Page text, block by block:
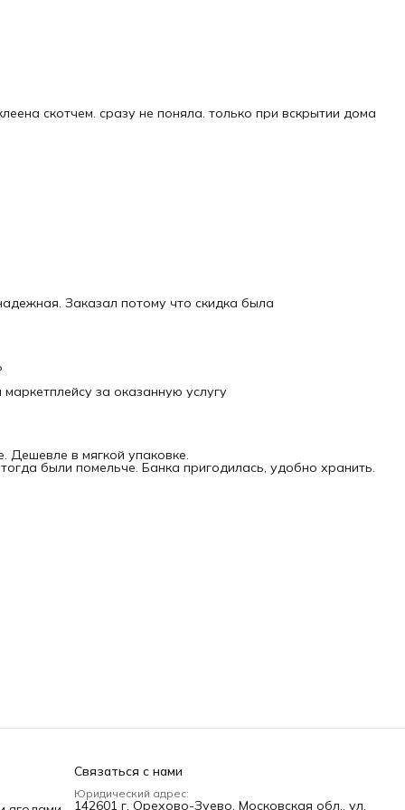
скотчем. сразу не поняла. только при вскрытии дома
Заказал потому что скидка была
за оказанную услугу
Дешевле в мягкой упаковке.
были помельче. Банка пригодилась, удобно хранить.
Связаться с нами
Юридический адрес:
142601 г. Орехово-Зуево, Московская обл., ул.